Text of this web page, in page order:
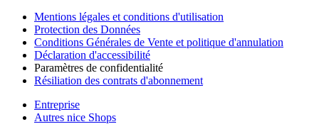
Mentions légales et conditions d'utilisation
Protection des Données
Conditions Générales de Vente et politique d'annulation
Déclaration d'accessibilité
Paramètres de confidentialité
Résiliation des contrats d'abonnement
Entreprise
Autres nice Shops